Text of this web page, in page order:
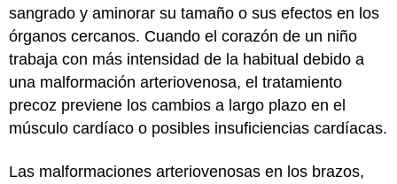
sangrado y aminorar su tamaño o sus efectos en los
órganos cercanos. Cuando el corazón de un niño
trabaja con más intensidad de la habitual debido a
una malformación arteriovenosa, el tratamiento
precoz previene los cambios a largo plazo en el
músculo cardíaco o posibles insuficiencias cardíacas.
Las malformaciones arteriovenosas en los brazos,